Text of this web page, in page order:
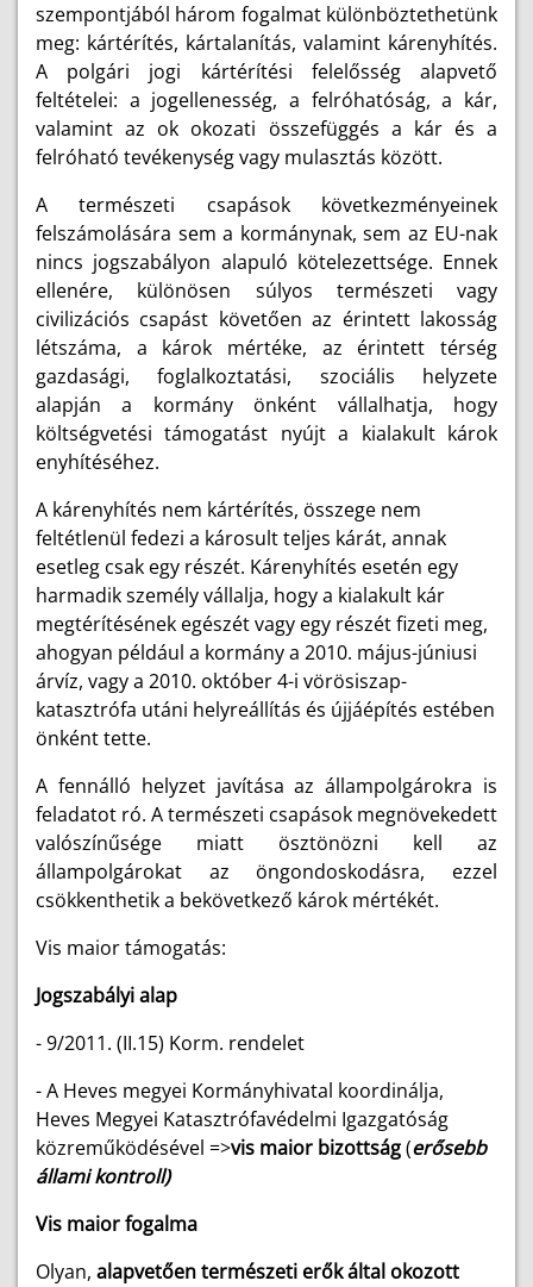
szempontjából három fogalmat különböztethetünk
meg: kártérítés, kártalanítás, valamint kárenyhítés.
A polgári jogi kártérítési felelősség alapvető
feltételei: a jogellenesség, a felróhatóság, a kár,
valamint az ok okozati összefüggés a kár és a
felróható tevékenység vagy mulasztás között.
A természeti csapások következményeinek
felszámolására sem a kormánynak, sem az EU-nak
nincs jogszabályon alapuló kötelezettsége. Ennek
ellenére, különösen súlyos természeti vagy
civilizációs csapást követően az érintett lakosság
létszáma, a károk mértéke, az érintett térség
gazdasági, foglalkoztatási, szociális helyzete
alapján a kormány önként vállalhatja, hogy
költségvetési támogatást nyújt a kialakult károk
enyhítéséhez.
A kárenyhítés nem kártérítés, összege nem
feltétlenül fedezi a károsult teljes kárát, annak
esetleg csak egy részét. Kárenyhítés esetén egy
harmadik személy vállalja, hogy a kialakult kár
megtérítésének egészét vagy egy részét fizeti meg,
ahogyan például a kormány a 2010. május-júniusi
árvíz, vagy a 2010. október 4-i vörösiszap-
katasztrófa utáni helyreállítás és újjáépítés estében
önként tette.
A fennálló helyzet javítása az állampolgárokra is
feladatot ró. A természeti csapások megnövekedett
valószínűsége miatt ösztönözni kell az
állampolgárokat az öngondoskodásra, ezzel
csökkenthetik a bekövetkező károk mértékét.
Vis maior támogatás:
Jogszabályi alap
- 9/2011. (II.15) Korm. rendelet
- A Heves megyei Kormányhivatal koordinálja,
Heves Megyei Katasztrófavédelmi Igazgatóság
közreműködésével =>vis maior bizottság(erősebb
állami kontroll)
Vis maior fogalma
Olyan, alapvetően természeti erők által okozott